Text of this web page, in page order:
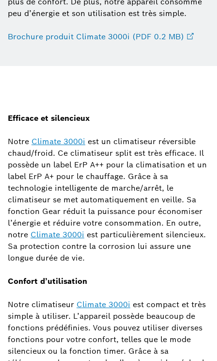
peu d’énergie et son utilisation est très simple.
Brochure produit Climate 3000i (PDF 0.2 MB)
Efficace et silencieux
Notre Climate 3000i est un climatiseur réversible
chaud/froid. Ce climatiseur split est très efficace. Il
possède un label ErP A++ pour la climatisation et un
label ErP A+ pour le chauffage. Grâce à sa
technologie intelligente de marche/arrêt, le
climatiseur se met automatiquement en veille. Sa
fonction Gear réduit la puissance pour économiser
l’énergie et réduire votre consommation. En outre,
notre Climate 3000i est particulièrement silencieux.
Sa protection contre la corrosion lui assure une
longue durée de vie.
Confort d’utilisation
Notre climatiseur Climate 3000i est compact et très
simple à utiliser. L’appareil possède beaucoup de
fonctions prédéfinies. Vous pouvez utiliser diverses
fonctions pour votre confort, telles que le mode
silencieux ou la fonction timer. Grâce à sa